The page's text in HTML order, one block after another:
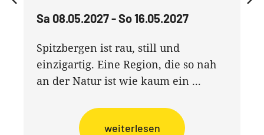
Sa 08.05.2027 - So 16.05.2027
Spitzbergen ist rau, still und
einzigartig. Eine Region, die so nah
an der Natur ist wie kaum ein ...
weiterlesen